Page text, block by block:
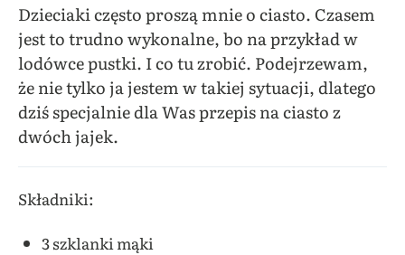
Dzieciaki często proszą mnie o ciasto. Czasem
jest to trudno wykonalne, bo na przykład w
lodówce pustki. I co tu zrobić. Podejrzewam,
że nie tylko ja jestem w takiej sytuacji, dlatego
dziś specjalnie dla Was przepis na ciasto z
dwóch jajek.
Składniki:
3 szklanki mąki